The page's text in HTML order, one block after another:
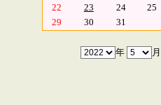
22
23 24 25
29
30 31
年 月